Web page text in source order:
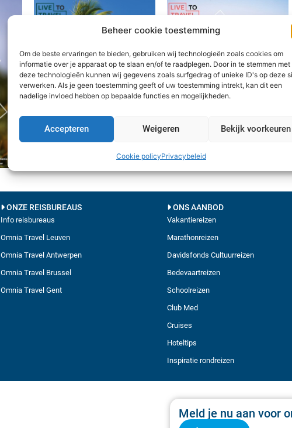
Beheer cookie toestemming
Om de beste ervaringen te bieden, gebruiken wij technologieën zoals cookies om
informatie over je apparaat op te slaan en/of te raadplegen. Door in te stemmen met
deze technologieën kunnen wij gegevens zoals surfgedrag of unieke ID's op deze
verwerken. Als je geen toestemming geeft of uw toestemming intrekt, kan dit een
nadelige invloed hebben op bepaalde functies en mogelijkheden.
Accepteren Weigeren Bekijk voorkeuren
Cookie policyPrivacybeleid
ONZE REISBUREAUS
Info reisbureaus
Omnia Travel Leuven
Omnia Travel Antwerpen
Omnia Travel Brussel
Omnia Travel Gent
ONS AANBOD
Vakantiereizen
Marathonreizen
Davidsfonds Cultuurreizen
Bedevaartreizen
Schoolreizen
Club Med
Cruises
Hoteltips
Inspiratie rondreizen
Meld je nu aan voor